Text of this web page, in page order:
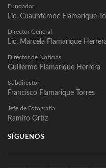
Fundador
Lic. Cuauhtémoc Flamarique
Director General
Lic. Marcela Flamarique
Director de Noticias
Guillermo Flamarique Herrera
Subdirector
Francisco Flamarique Torres
Jefe de Fotografía
Ramiro Ortíz
SÍGUENOS